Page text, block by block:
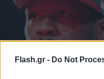
Flash.gr - Do Not